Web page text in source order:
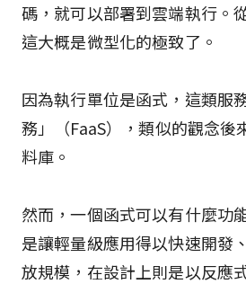
碼，就可以部署到雲端執行。
這大概是微型化的極致了。
因為執行單位是函式，這類服
務」（FaaS），類似的觀念後
料庫。
然而，一個函式可以有什麼功
是讓輕量級應用得以快速開發
放規模，在設計上則是以反應